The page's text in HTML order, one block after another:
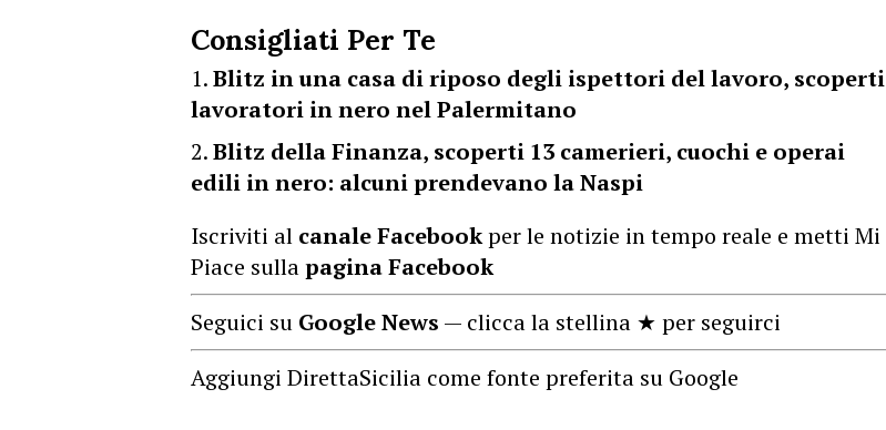
Consigliati Per Te
Blitz in una casa di riposo degli ispettori del lavoro, scoperti
lavoratori in nero nel Palermitano
Blitz della Finanza, scoperti 13 camerieri, cuochi e operai
edili in nero: alcuni prendevano la Naspi
Iscriviti al canale Facebookper le notizie in tempo reale e metti Mi
Piace sullapagina Facebook
Seguici su Google News — clicca la stellina ★ per seguirci
Aggiungi DirettaSicilia come fonte preferita su Google